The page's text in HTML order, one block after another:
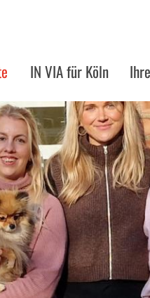
IN VIA für Köln